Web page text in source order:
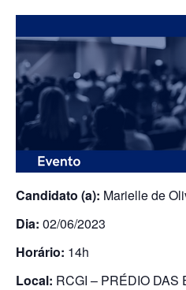
Candidato (a): Marielle de
Dia: 02/06/2023
Horário: 14h
Local: RCGI – PRÉDIO DAS